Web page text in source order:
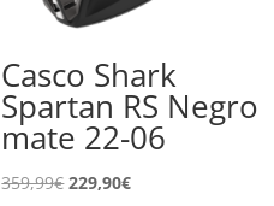
Casco Shark
Spartan RS Negro
mate 22-06
359,99€El
229,90€El